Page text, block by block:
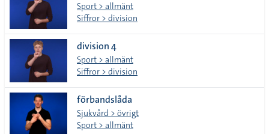
Sport > allmänt
Siffror > division
division 4
Sport > allmänt
Siffror > division
förbandslåda
Sjukvård > övrigt
Sport > allmänt